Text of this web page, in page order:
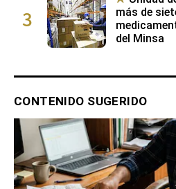
3
más de
del Minsa
CONTENIDO SUGERIDO